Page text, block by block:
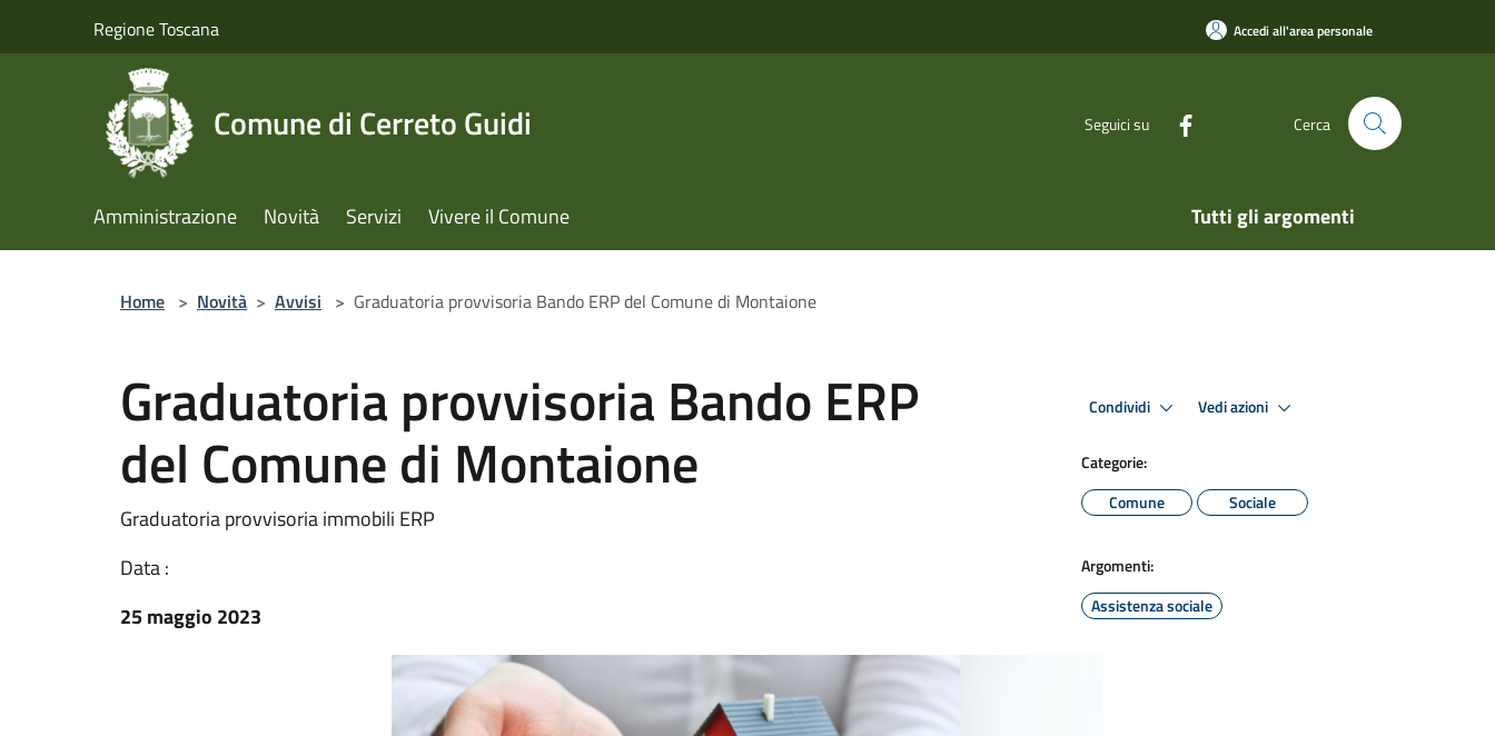
Regione Toscana Accedi all'area personale
Comune di Cerreto Guidi Seguici su Cerca
Amministrazione Novità Servizi Vivere il Comune Tutti gli argomenti
Home > Novità > Avvisi > Graduatoria provvisoria Bando ERP del Comune di Montaione
Graduatoria provvisoria Bando ERP
del Comune di Montaione
Graduatoria provvisoria immobili ERP
Data :
25 maggio 2023
Condividi Vedi azioni
Categorie:
Comune
Sociale
Argomenti:
Assistenza sociale